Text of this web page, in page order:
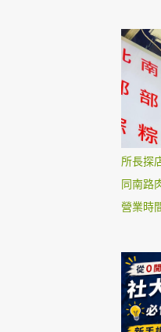
所長探
同南路
營業時